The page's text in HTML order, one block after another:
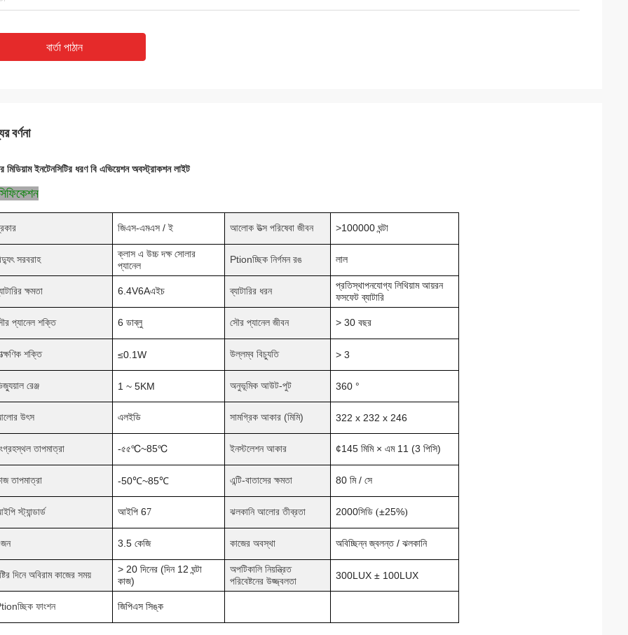
বার্তা পাঠান
বর্ণনা
মিডিয়াম ইনটেনসিটির ধরণ বি এভিয়েশন অবস্ট্রাকশন লাইট
জিএস-এমএস / ই আলোক উত্স পরিষেবা জীবন >100000 ঘন্টা
সরবরাহ
ক্লাস এ উচ্চ দক্ষ সোলার
প্যানেল
Ptionচ্ছিক নির্গমন রঙ লাল
ক্ষমতা 6.4V6Aএইচ ব্যাটারির ধরন
প্রতিস্থাপনযোগ্য লিথিয়াম আয়রন
ফসফেট ব্যাটারি
প্যানেল শক্তি 6 ডাব্লু সৌর প্যানেল জীবন > 30 বছর
শক্তি ≤0.1W উল্লম্ব বিচ্যুতি > 3
রেঞ্জ 1 ~ 5KM অনুভূমিক আউট-পুট 360 °
উৎস এলইডি সামগ্রিক আকার (মিমি) 322 x 232 x 246
তাপমাত্রা -৫৫℃~85℃ ইনস্টলেশন আকার ¢145 মিমি × এম 11 (3 পিসি)
তাপমাত্রা -50℃~85℃ এন্টি-বাতাসের ক্ষমতা 80 মি / সে
স্ট্যান্ডার্ড আইপি 67 ঝলকানি আলোর তীব্রতা 2000সিডি (±25%)
3.5 কেজি কাজের অবস্থা অবিচ্ছিন্ন জ্বলন্ত / ঝলকানি
দিনে অবিরাম কাজের সময়
> 20 দিনের (দিন 12 ঘন্টা
কাজ)
অপটিকালি নিয়ন্ত্রিত
পরিবেষ্টনের উজ্জ্বলতা
300LUX ± 100LUX
ফাংশন জিপিএস সিঙ্ক